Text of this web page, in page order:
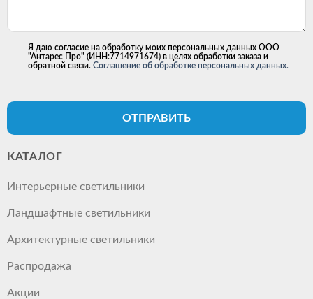
Я даю согласие на обработку моих персональных данных ООО
"Антарес Про" (ИНН:7714971674) в целях обработки заказа и
обратной связи. Соглашение об обработке персональных данных.
ОТПРАВИТЬ
КАТАЛОГ
Интерьерные светильники
Ландшафтные светильники
Архитектурные светильники
Распродажа
Акции